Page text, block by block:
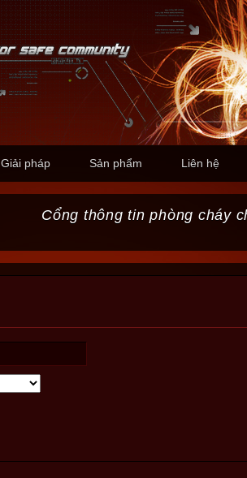
Giải pháp Sản phẩm Liên hệ
Cổng thông tin phòng cháy